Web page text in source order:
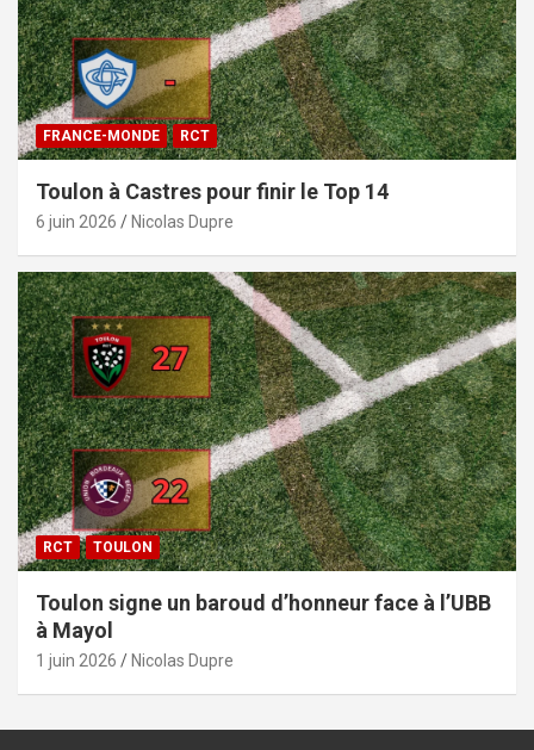
FRANCE-MONDE RCT
Toulon à Castres pour finir le Top 14
6 juin 2026 Nicolas Dupre
RCT TOULON
Toulon signe un baroud d’honneur face à l’UBB
à Mayol
1 juin 2026 Nicolas Dupre